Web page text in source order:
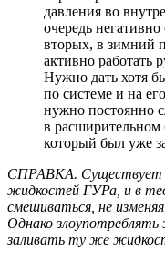
давления во
очередь
вторых, в зимний
активно работать
Нужно дать хотя
по системе и на
нужно постоянно
в расширительном
который был уже
СПРАВКА. Существует
жидкостей ГУРа, и в
смешиваться, не
Однако
заливать ту же